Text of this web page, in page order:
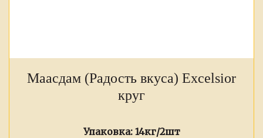
Маасдам (Радость вкуса) Excelsior
круг
Упаковка: 14кг/2шт